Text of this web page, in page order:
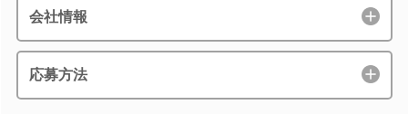
会社情報
応募方法